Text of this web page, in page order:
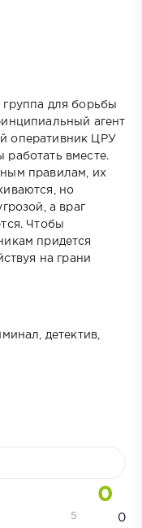
для борьбы
агент
оперативник ЦРУ
вместе.
правилам, их
но
а враг
Чтобы
придется
на грани
детектив,
0
0
5